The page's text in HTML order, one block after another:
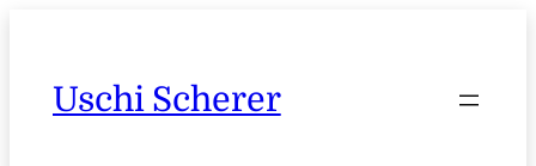
springenUschi Scherer